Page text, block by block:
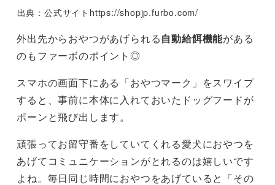
出典：公式サイトhttps://shopjp.furbo.com/
外出先からおやつがあげられる自動給餌機能がある
のもファーボのポイント◎
スマホの画面下にある「おやつマーク」をスワイプ
すると、事前に本体に入れておいたドッグフードが
ポーンと飛び出します。
頑張ってお留守番をしていてくれる愛犬におやつを
あげてコミュニケーションがとれるのは嬉しいです
よね。毎日同じ時間におやつをあげていると「その